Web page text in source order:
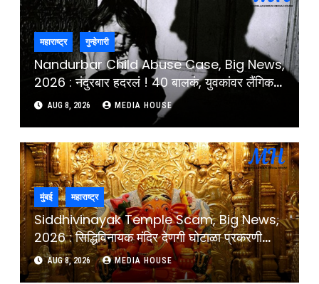
महाराष्ट्र गुन्हेगारी
Nandurbar Child Abuse Case, Big News,
2026 : नंदुरबार हदरलं ! 40 बालकं, युवकांवर लैंगिक
अत्याचार, 200 व्हिडिओ क्लिपमुळे खळबळ :
Nandurbar Child And Young Children
Arrested
AUG 8, 2026 MEDIA HOUSE
मुंबई महाराष्ट्र
Siddhivinayak Temple Scam, Big News,
2026 : सिद्धिविनायक मंदिर देणगी घोटाळा प्रकरणी
मुख्यमंत्र्यांचे थेट चौकशीचे आदेश : Cheif Minister
Devendra Fadnavis Ordered Inquiry Of
AUG 8, 2026 MEDIA HOUSE